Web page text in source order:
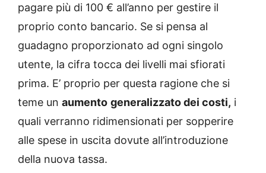
pagare più di 100 € all’anno per gestire il
proprio conto bancario. Se si pensa al
guadagno proporzionato ad ogni singolo
utente, la cifra tocca dei livelli mai sfiorati
prima. E’ proprio per questa ragione che si
teme un aumento generalizzato dei costi, i
quali verranno ridimensionati per sopperire
alle spese in uscita dovute all’introduzione
della nuova tassa.